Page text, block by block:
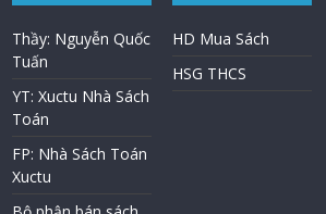
Thầy: Nguyễn Quốc
Tuấn
YT: Xuctu Nhà Sách
Toán
FP: Nhà Sách Toán
Xuctu
HD Mua Sách
HSG THCS